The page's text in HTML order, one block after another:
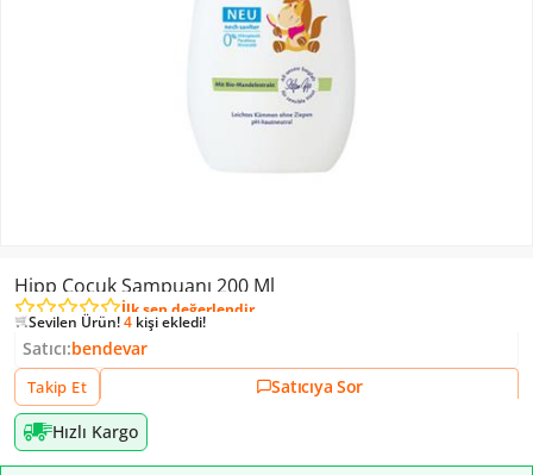
Hipp Çocuk Şampuanı 200 Ml
İlk sen değerlendir
Sevilen Ürün!1 kişifavoriledi!
Sevilen Ürün!425
kişi inceledi!
Sevilen Ürün!4 kişi ekledi!
Sevilen Ürün!1 kişi
Satıcı:bendevar
Takip Et
Satıcıya Sor
Hızlı Kargo